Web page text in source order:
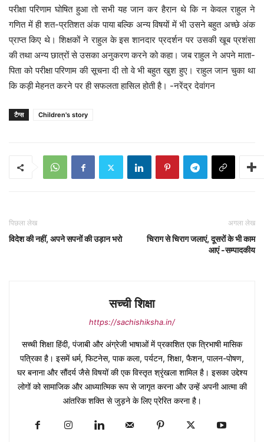
परीक्षा परिणाम घोषित हुआ तो सभी यह जान कर हैरान थे कि न केवल राहुल ने
गणित में ही शत-प्रतिशत अंक पाया बल्कि अन्य विषयों में भी उसने बहुत अच्छे अंक
प्राप्त किए थे। शिक्षकों ने राहुल के इस शानदार प्रदर्शन पर उसकी खूब प्रशंसा
की तथा अन्य छात्रों से उसका अनुकरण करने को कहा। जब राहुल ने अपने माता-
पिता को परीक्षा परिणाम की सूचना दी तो वे भी बहुत खुश हुए। राहुल जान चुका था
कि कड़ी मेहनत करने पर ही सफलता हासिल होती है। -नरेंद्र देवांगन
टैग्स Children's story
पिछला लेख
विदेश की नहीं, अपने सपनों की उड़ान भरो
अगला लेख
चिराग से चिराग जलाएं, दूसरों के भी काम
आएं -सम्पादकीय
सच्ची शिक्षा
https://sachishiksha.in/
सच्ची शिक्षा हिंदी, पंजाबी और अंग्रेजी भाषाओं में प्रकाशित एक त्रिभाषी मासिक
पत्रिका है। इसमें धर्म, फिटनेस, पाक कला, पर्यटन, शिक्षा, फैशन, पालन-पोषण,
घर बनाना और सौंदर्य जैसे विषयों की एक विस्तृत श्रृंखला शामिल है। इसका उद्देश्य
लोगों को सामाजिक और आध्यात्मिक रूप से जागृत करना और उन्हें अपनी आत्मा की
आंतरिक शक्ति से जुड़ने के लिए प्रेरित करना है।